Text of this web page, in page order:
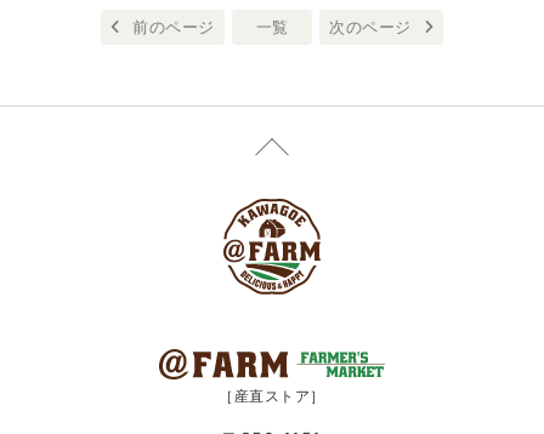
前のページ 一覧 次のページ
［産直ストア］